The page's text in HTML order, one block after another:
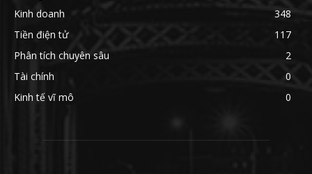
Kinh doanh
348
Tiền điện tử
117
Phân tích chuyên sâu
2
Tài chính
0
Kinh tế vĩ mô
0